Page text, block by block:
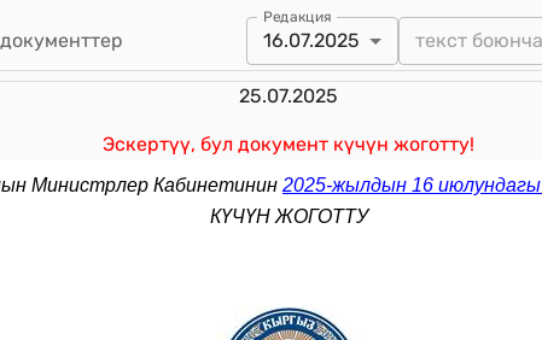
Редакция
16.07.2025
25.07.2025
Эскертүү, бул документ күчүн жоготту!